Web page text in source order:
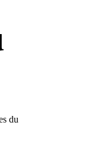
du